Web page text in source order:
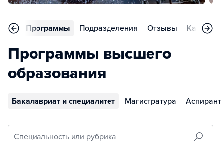
Программы Подразделения Отзывы Карьера
Программы высшего
образования
Бакалавриат и специалитет Магистратура
Специальность или рубрика